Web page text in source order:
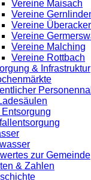
Vereine Maisach
Vereine
Vereine Überacker
Vereine
Vereine Malching
Vereine Rottbach
& Infrastruktur
zur Gemeinde
& Zahlen